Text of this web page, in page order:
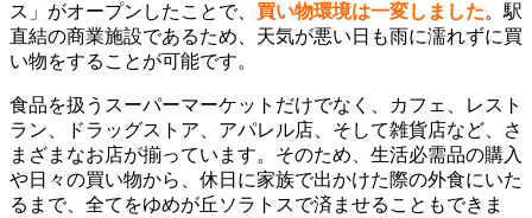
ス」がオープンしたことで、 買い物環境は一変しました。駅
直結の商業施設であるため、天気が悪い日も雨に濡れずに買
い物をすることが可能です。
食品を扱うスーパーマーケットだけでなく、カフェ、レスト
ラン、ドラッグストア、アパレル店、そして雑貨店など、さ
まざまなお店が揃っています。そのため、生活必需品の購入
や日々の買い物から、休日に家族で出かけた際の外食にいた
るまで、全てをゆめが丘ソラトスで済ませることもできま